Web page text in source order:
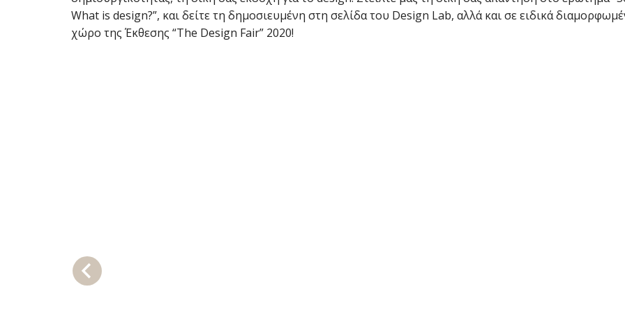
What is design?”, και δείτε τη δημοσιευμένη στη σελίδα του Design Lab, αλλά και σε ειδικά
χώρο της Έκθεσης “The Design Fair” 2020!